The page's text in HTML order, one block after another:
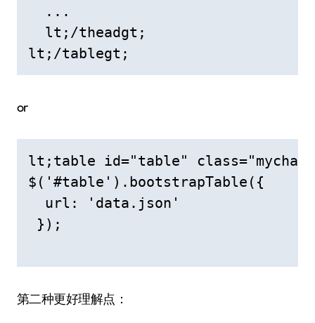
  ...
  lt;/theadgt;
lt;/tablegt;
or
lt;table id="table"
$('#table').bootstrapTable({
  url: 'data.json'
});
第二种更好理解点：